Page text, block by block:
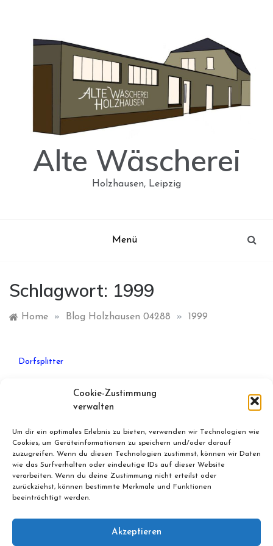
Cookie-Zustimmung
verwalten
Um dir ein optimales Erlebnis zu bieten, verwenden wir Technologien wie
Cookies, um Geräteinformationen zu speichern und/oder darauf
zuzugreifen. Wenn du diesen Technologien zustimmst, können wir Daten
wie das Surfverhalten oder eindeutige IDs auf dieser Website
verarbeiten. Wenn du deine Zustimmung nicht erteilst oder
zurückziehst, können bestimmte Merkmale und Funktionen
beeinträchtigt werden.
Akzeptieren
Alte Wäscherei
Holzhausen, Leipzig
Menü
Schlagwort: 1999
Home » Blog Holzhausen 04288 » 1999
Dorfsplitter
Digitale Fundsache Holzhausen:
Wäscherei Reiher, Waschhaus,
1999
Dezember 5, 2012 By Bernd